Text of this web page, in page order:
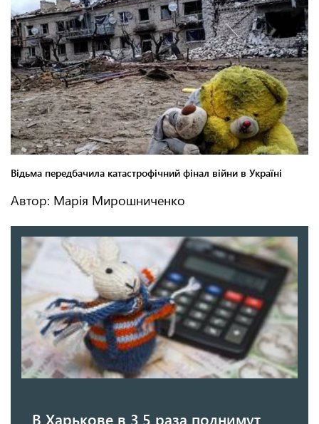
Автор: Марія Мирошниченко
В Харькове в 3,5 раза поднимут